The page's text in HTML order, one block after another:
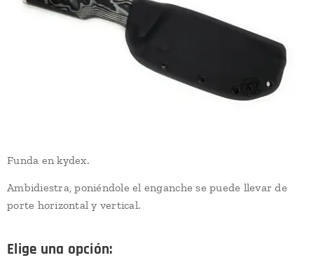
Funda en kydex.
Ambidiestra, poniéndole el enganche se puede llevar de
porte horizontal y vertical.
Elige una opción: